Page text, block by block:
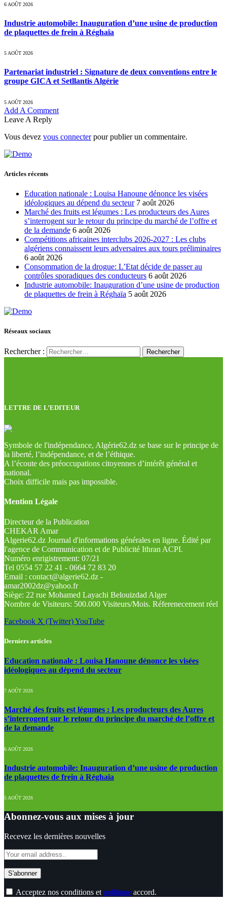
6 AOÛT 2026
Industrie automobile: Inauguration d’une usine de production
de plaquettes de frein à Réghaïa
5 AOÛT 2026
Partenariat industriel : Signature de deux conventions entre le
groupe GICA et Setllantis Algérie
5 AOÛT 2026
Add A Comment
Leave A Reply
Vous devez vous connecterpour publier un commentaire.
Articles récents
Education nationale : Louisa Hanoune dénonce les visées
idéologiques au dépend du secteur 7 août 2026
Marché des fruits est légumes : Les producteurs des Aures
s’interrogent sur le retour du principe du marché de l’offre et
de la demande 6 août 2026
Compétitions africaines interclubs 2026-2027 : Les clubs
algériens connaissent leurs adversaires aux tours préliminaires
6 août 2026
Consommation de la drogue: L’Etat décide de passer au
contrôles sporadiques des conducteurs 6 août 2026
Industrie automobile: Inauguration d’une usine de production
de plaquettes de frein à Réghaïa 5 août 2026
Réseaux sociaux
Rechercher :
LETTRE DE L’EDITEUR
Symbole de l'indépendance, Algérie62.dz se base sur le principe de
la liberté, l’indépendance, et de l’éthique.
A l’écoute des préoccupations citoyennes d’intérêt général et
national.
Choix difficile mais pas impossible.
Mention Légale
Directeur de la Publication
CHEKAR Amar
Algerie62.dz Journal d'informations générales en ligne. Édité par
l'agence de Communication et de Publicité Ithran ACPI.
Numéro enrigistrement: 07/21
Tel 0554 57 22 41 - 0664 72 83 20
Email : contact@algerie62.dz -
amar2002dz@yahoo.fr
Siège: 22 rue Mohamed Layachi Belouizdad Alger
Nombre de Visiteurs: 500.000 Visiteurs/Mois. Réferenecement réel
Facebook X (Twitter)YouTube
Derniers articles
Education nationale : Louisa Hanoune dénonce les visées
idéologiques au dépend du secteur
7 AOÛT 2026
Marché des fruits est légumes : Les producteurs des Aures
s’interrogent sur le retour du principe du marché de l’offre et
de la demande
6 AOÛT 2026
Industrie automobile: Inauguration d’une usine de production
de plaquettes de frein à Réghaïa
5 AOÛT 2026
Abonnez-vous aux mises à jour
Recevez les dernières nouvelles
Acceptez nos conditions et politique accord.